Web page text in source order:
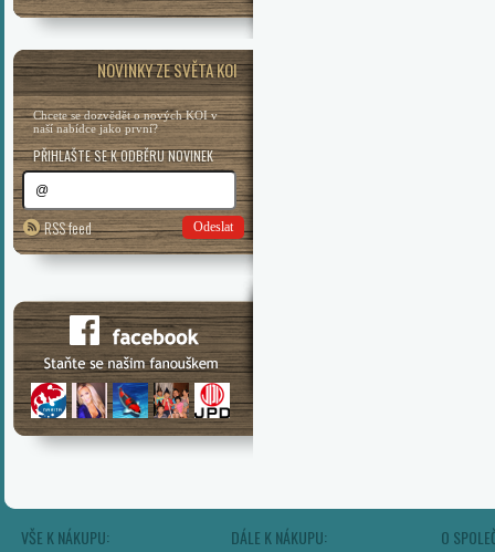
NOVINKY ZE SVĚTA KOI
Chcete se dozvědět o nových KOI v
naší nabídce jako první?
PŘIHLAŠTE SE K ODBĚRU NOVINEK
RSS feed Odeslat
VŠE K NÁKUPU: DÁLE K NÁKUPU: O